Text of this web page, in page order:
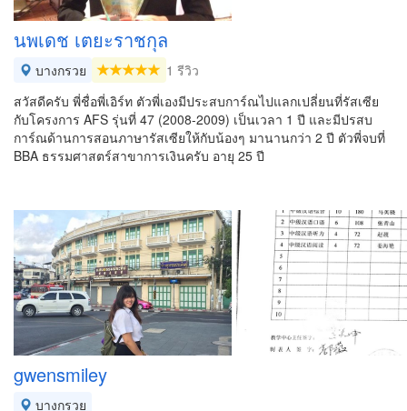
นพเดช เตยะราชกุล
บางกรวย
1 รีวิว
สวัสดีครับ พี่ชื่อพี่เอิร์ท ตัวพี่เองมีประสบการ์ณไปแลกเปลี่ยนที่รัสเซีย
กับโครงการ AFS รุ่นที่ 47 (2008-2009) เป็นเวลา 1 ปี และมีปรสบ
การ์ณด้านการสอนภาษารัสเซียให้กับน้องๆ มานานกว่า 2 ปี ตัวพี่จบที่
BBA ธรรมศาสตร์สาขาการเงินครับ อายุ 25 ปี
gwensmiley
บางกรวย